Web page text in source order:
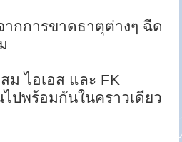
ากการขาดธาตุต่างๆ ฉีด
ม ไอเอส และ FK
ปพร้อมกันในคราวเดียว